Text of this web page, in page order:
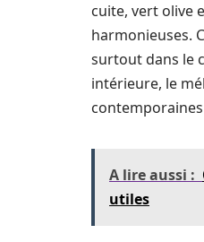
cuite, vert olive
harmonieuses.
surtout dans le
intérieure, le
A lire aussi :
utiles